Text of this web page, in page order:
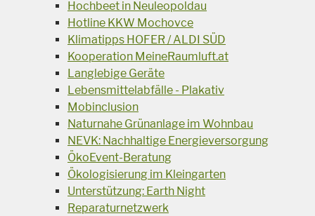
Hochbeet in Neuleopoldau
Hotline KKW Mochovce
Klimatipps HOFER / ALDI SÜD
Kooperation MeineRaumluft.at
Langlebige Geräte
Lebensmittelabfälle - Plakativ
Mobinclusion
Naturnahe Grünanlage im Wohnbau
NEVK: Nachhaltige Energieversorgung
ÖkoEvent-Beratung
Ökologisierung im Kleingarten
Unterstützung: Earth Night
Reparaturnetzwerk